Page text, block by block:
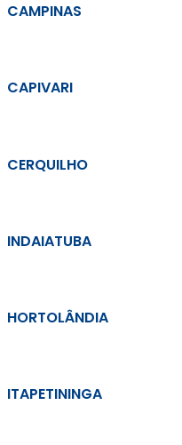
CAMPINAS
CAPIVARI
CERQUILHO
INDAIATUBA
HORTOLÂNDIA
ITAPETININGA